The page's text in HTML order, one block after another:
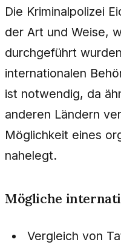
Die Kriminalpolizei
der Art und Weise,
durchgeführt
internationalen
ist notwendig, da
anderen Ländern
Möglichkeit eines
nahelegt.
Mögliche
Vergleich von